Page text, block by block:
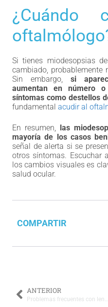
¿Cuándo
Si tienes miodesopsias
cambiado, probablemente
Sin embargo, si
aumentan en número
síntomas como destellos
fundamental acudir al
En resumen, las
mayoría de los casos
señal de alerta si se
otros síntomas. Escuchar
los cambios visuales es
salud ocular.
COMPARTIR
ANTERIOR
Problemas frecuentes con lentes intraoculares tras una cirugía